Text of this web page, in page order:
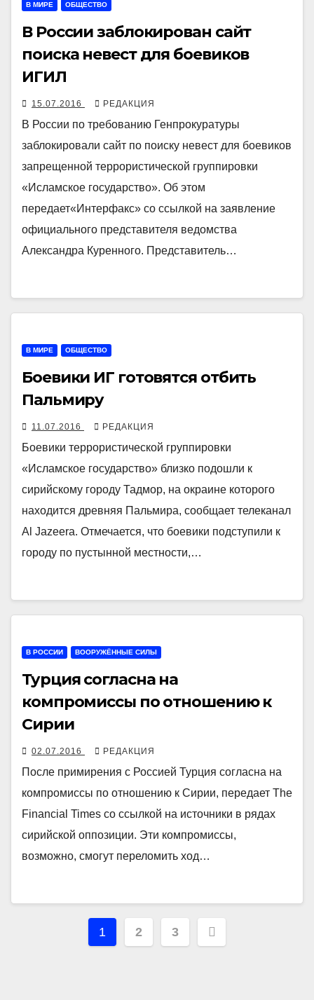
В МИРЕ ОБЩЕСТВО
В России заблокирован сайт
поиска невест для боевиков
ИГИЛ
15.07.2016 РЕДАКЦИЯ
В России по требованию Генпрокуратуры
заблокировали сайт по поиску невест для боевиков
запрещенной террористической группировки
«Исламское государство». Об этом
передает«Интерфакс» со ссылкой на заявление
официального представителя ведомства
Александра Куренного. Представитель…
В МИРЕ ОБЩЕСТВО
Боевики ИГ готовятся отбить
Пальмиру
11.07.2016 РЕДАКЦИЯ
Боевики террористической группировки
«Исламское государство» близко подошли к
сирийскому городу Тадмор, на окраине которого
находится древняя Пальмира, сообщает телеканал
Al Jazeera. Отмечается, что боевики подступили к
городу по пустынной местности,…
В РОССИИ ВООРУЖЁННЫЕ СИЛЫ
Турция согласна на
компромиссы по отношению к
Сирии
02.07.2016 РЕДАКЦИЯ
После примирения с Россией Турция согласна на
компромиссы по отношению к Сирии, передает The
Financial Times со ссылкой на источники в рядах
сирийской оппозиции. Эти компромиссы,
возможно, смогут переломить ход…
Навигация
1 2 3